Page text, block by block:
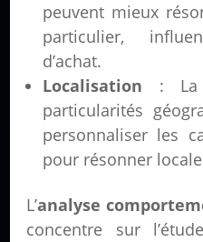
peuvent mieux
particulier,
d’achat.
Localisation : La
particularités
personnaliser les
pour résonner
L’analyse
concentre sur